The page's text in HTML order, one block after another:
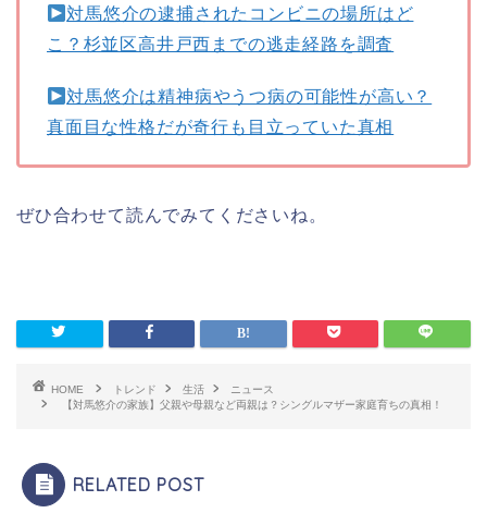
対馬悠介の逮捕されたコンビニの場所はど
こ？杉並区高井戸西までの逃走経路を調査
対馬悠介は精神病やうつ病の可能性が高い？
真面目な性格だが奇行も目立っていた真相
ぜひ合わせて読んでみてくださいね。
HOME トレンド 生活
ニュース
【対馬悠介の家族】父親や母親など両親は？シングルマザー家庭育ちの真相！
RELATED POST